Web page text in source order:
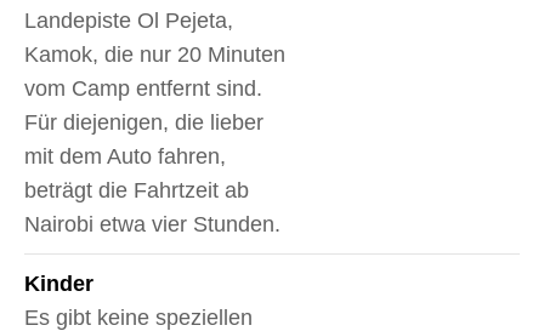
Landepiste Ol Pejeta,
Kamok, die nur 20 Minuten
vom Camp entfernt sind.
Für diejenigen, die lieber
mit dem Auto fahren,
beträgt die Fahrtzeit ab
Nairobi etwa vier Stunden.
Kinder
Es gibt keine speziellen